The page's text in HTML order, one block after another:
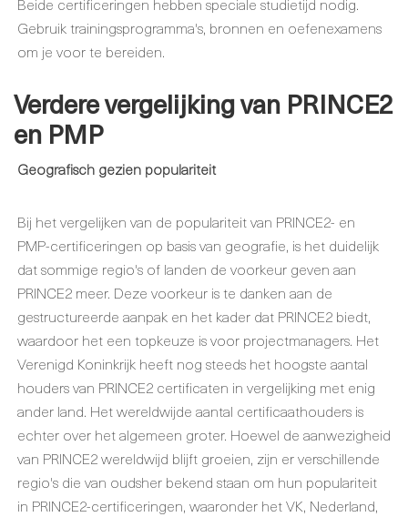
Gebruik trainingsprogramma's, bronnen en oefenexamens
om je voor te bereiden.
Verderevergelijking van PRINCE2
en PMP
Geografisch gezien populariteit
Bij het vergelijken van de populariteit van PRINCE2- en
PMP-certificeringen op basis van geografie, is het duidelijk
dat sommige regio's of landen de voorkeur geven aan
PRINCE2 meer. Deze voorkeur is te danken aan de
gestructureerde aanpak en het kader dat PRINCE2 biedt,
waardoor het een topkeuze is voor projectmanagers. Het
Verenigd Koninkrijk heeft nog steeds het hoogste aantal
houders van PRINCE2 certificaten in vergelijking met enig
ander land. Het wereldwijde aantal certificaathouders is
echter over het algemeen groter. Hoewel de aanwezigheid
van PRINCE2 wereldwijd blijft groeien, zijn er verschillende
regio's die van oudsher bekend staan om hun populariteit
in PRINCE2-certificeringen, waaronder het VK, Nederland,